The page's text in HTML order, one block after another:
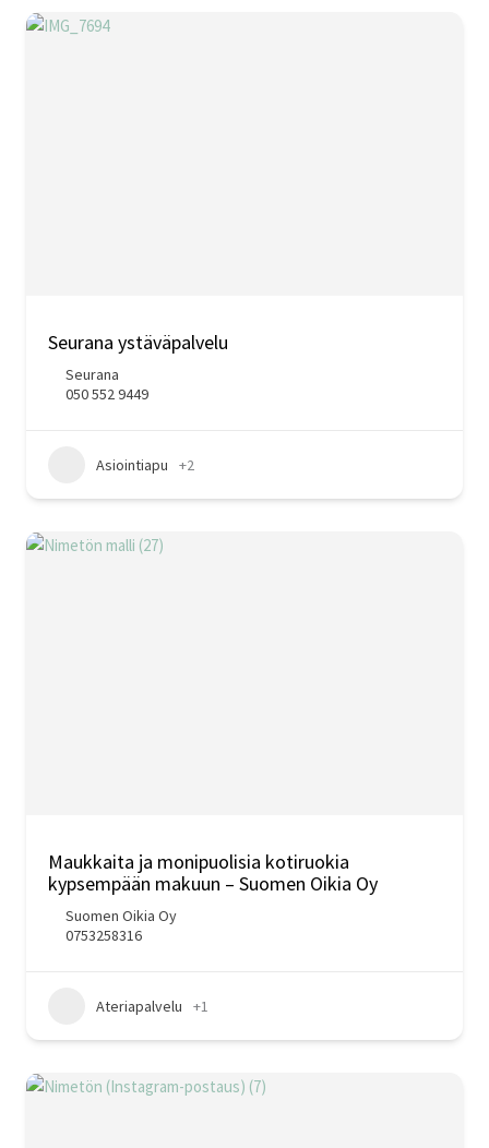
Seurana ystäväpalvelu
Seurana
050 552 9449
Asiointiapu +2
Maukkaita ja monipuolisia kotiruokia
kypsempään makuun – Suomen Oikia Oy
Suomen Oikia Oy
0753258316
Ateriapalvelu +1